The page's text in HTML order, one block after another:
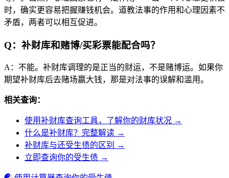
时，确实更容易把握赚钱机会。道教法事的作用和心理因素不
矛盾，两者可以相互促进。
Q：补财库和赌博/买彩票能配合吗？
A：不能。补财库调理的是正当的财运，不是赌博运。如果你
期望补财库后去赌场赢大钱，那是对法事的误解和滥用。
相关查询：
使用补财库查询工具，了解你的财库状况 →
什么是补财库？完整解读 →
补财库与还受生债的区别 →
立即查询你的受生债 →